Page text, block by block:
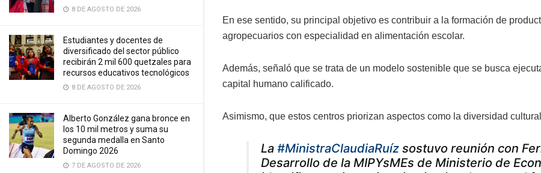
8 DE AGOSTO DE 2026
Estudiantes y docentes de
diversificado del sector público
recibirán 2 mil 600 quetzales para
recursos educativos tecnológicos
8 DE AGOSTO DE 2026
Alberto González gana bronce en
los 10 mil metros y suma su
segunda medalla en Santo
Domingo 2026
7 DE AGOSTO DE 2026
En ese sentido, su principal objetivo es contribuir a la formación de
agropecuarios con especialidad en alimentación escolar.
Además, señaló que se trata de un modelo sostenible que se busca
capital humano calificado.
Asimismo, que estos centros priorizan aspectos como la diversidad
La #MinistraClaudiaRuíz sostuvo reunión con
Desarrollo de la MIPYsMEs de Ministerio de